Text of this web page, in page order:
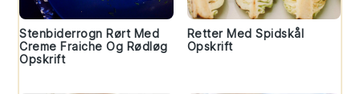
Stenbiderrogn Rørt Med
Creme Fraiche Og Rødløg
Opskrift
Retter Med Spidskål
Opskrift